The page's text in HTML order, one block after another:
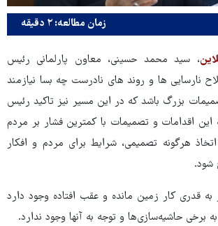
زمان مطالعه: ۲ دقیقه
، سید محمد حسینی، معاون پارلمانی رئیس
نارسایی ها و روند های نادرست چه بسا نیازمند
بزرگ باشد که در این مسیر نیز تاکید رئیس
اقدامات و تصمیمات با کمترین فشار بر مردم
هرگونه تصمیمی، شرایط برای مردم و افکار
شود.
به قدری کار زمین مانده و عقب افتاده وجود دارد
برخی حاشیه‌سازی‌ها و توجه به آنها وجود ندارد.